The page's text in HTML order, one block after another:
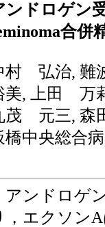
ンドロゲン
合併
村 弘治,
美, 上田 万
茂 元三,
橋中央総合
ンドロゲ
，エクソン